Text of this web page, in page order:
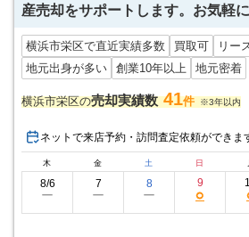
産売却をサポートします。お気軽
横浜市栄区で直近実績多数 買取可
リー
地元出身が多い
創業10年以上 地元密着
横浜市栄区の売却実績数 41件 ※3年以内
ネットで来店予約・訪問査定依頼ができま
木 金 土 日
8/6
ー
7
ー
8
ー
9
○